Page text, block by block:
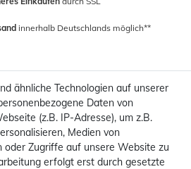
innerhalb Deutschlands möglich**
ähnliche Technologien auf unserer
Daten von
(z.B. IP-Adresse), um z.B.
Medien von
oder Zugriffe auf unsere Website zu
erfolgt erst durch gesetzte